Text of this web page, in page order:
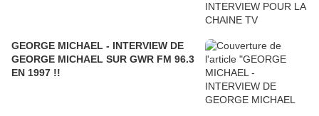
GEORGE MICHAEL - INTERVIEW DE
GEORGE MICHAEL SUR GWR FM 96.3
EN 1997 !!